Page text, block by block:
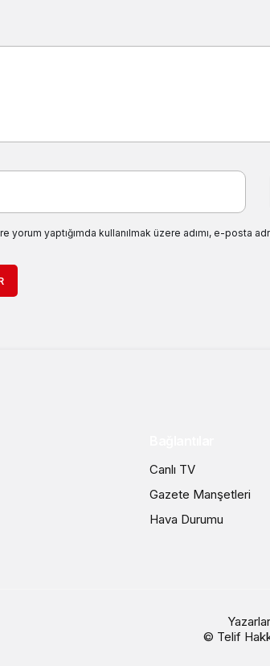
yorum yaptığımda kullanılmak üzere adımı, e-posta
Canlı TV
Gazete Manşetleri
Hava Durumu
© Telif